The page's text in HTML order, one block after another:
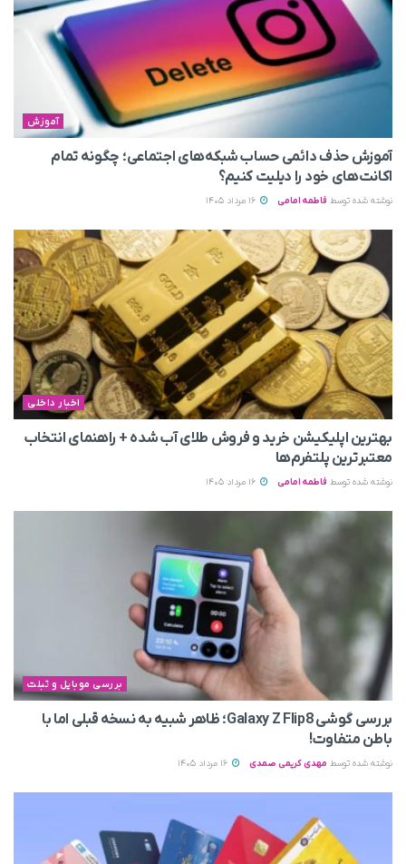
آموزش
آموزش حذف دائمی حساب شبکه‌های اجتماعی؛ چگونه تمام
اکانت‌های خود را دیلیت کنیم؟
نوشته شده توسط فاطمه امامی
اخبار داخلی
بهترین اپلیکیشن خرید و فروش طلای آب شده + راهنمای انتخاب
معتبرترین پلتفرم‌ها
نوشته شده توسط فاطمه امامی
بررسی موبایل و تبلت
بررسی گوشی Galaxy Z Flip8؛ ظاهر شبیه به نسخه قبلی اما با
باطن متفاوت!
نوشته شده توسط مهدی کریمی صمدی